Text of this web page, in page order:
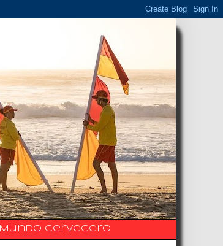
Mundo Cervecero